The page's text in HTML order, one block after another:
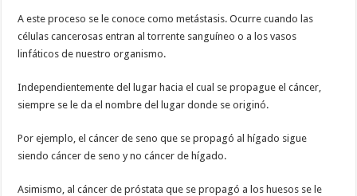
A este proceso se le conoce como metástasis. Ocurre cuando las
células cancerosas entran al torrente sanguíneo o a los vasos
linfáticos de nuestro organismo.
Independientemente del lugar hacia el cual se propague el cáncer,
siempre se le da el nombre del lugar donde se originó.
Por ejemplo, el cáncer de seno que se propagó al hígado sigue
siendo cáncer de seno y no cáncer de hígado.
Asimismo, al cáncer de próstata que se propagó a los huesos se le